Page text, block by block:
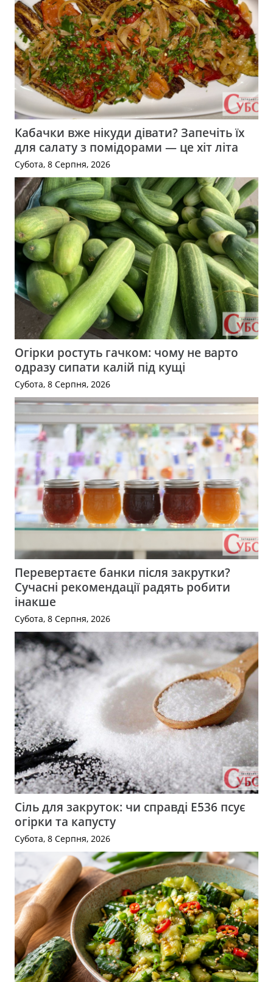
Кабачки вже нікуди дівати? Запечіть їх
для салату з помідорами — це хіт літа
Субота, 8 Серпня, 2026
Огірки ростуть гачком: чому не варто
одразу сипати калій під кущі
Субота, 8 Серпня, 2026
Перевертаєте банки після закрутки?
Сучасні рекомендації радять робити
інакше
Субота, 8 Серпня, 2026
Сіль для закруток: чи справді Е536 псує
огірки та капусту
Субота, 8 Серпня, 2026